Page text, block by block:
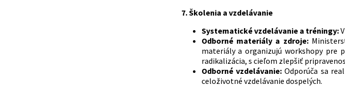
7. Školenia a vzdelávanie
Systematické vzdelávanie a tréningy:
Odborné materiály a zdroje:
materiály a organizujú workshopy pre
radikalizácia, s cieľom zlepšiť
Odborné vzdelávanie:Odporúča sa
celoživotné vzdelávanie dospelých.